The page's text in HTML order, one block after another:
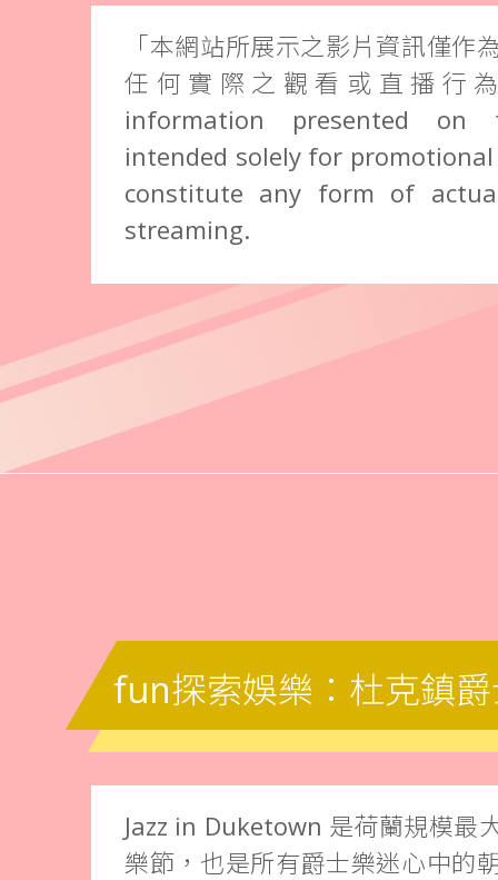
「本網站所展示之影片資訊僅作
任何實際之觀看或直播行
information presented
intended solely for
constitute any form of
streaming.
fun探索娛樂：杜克鎮
Jazz in Duketown 是荷蘭規模最
樂節，也是所有爵士樂迷心中的